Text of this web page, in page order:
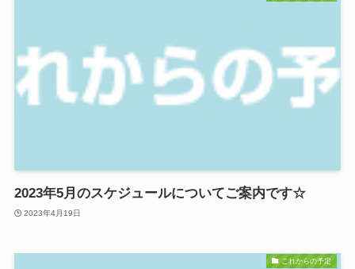
2023年5月のスケジュールについてご案内です☆
2023年4月19日
これからの予定